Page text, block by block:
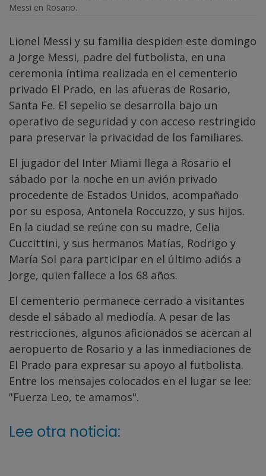
Messi en Rosario.
Lionel Messi y su familia despiden este domingo
a Jorge Messi, padre del futbolista, en una
ceremonia íntima realizada en el cementerio
privado El Prado, en las afueras de Rosario,
Santa Fe. El sepelio se desarrolla bajo un
operativo de seguridad y con acceso restringido
para preservar la privacidad de los familiares.
El jugador del Inter Miami llega a Rosario el
sábado por la noche en un avión privado
procedente de Estados Unidos, acompañado
por su esposa, Antonela Roccuzzo, y sus hijos.
En la ciudad se reúne con su madre, Celia
Cuccittini, y sus hermanos Matías, Rodrigo y
María Sol para participar en el último adiós a
Jorge, quien fallece a los 68 años.
El cementerio permanece cerrado a visitantes
desde el sábado al mediodía. A pesar de las
restricciones, algunos aficionados se acercan al
aeropuerto de Rosario y a las inmediaciones de
El Prado para expresar su apoyo al futbolista.
Entre los mensajes colocados en el lugar se lee:
"Fuerza Leo, te amamos".
Lee otra noticia: